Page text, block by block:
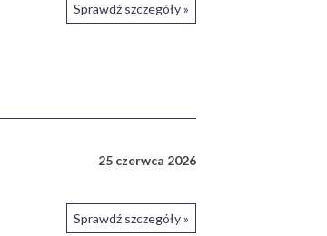
Sprawdź szczegóły »
25 czerwca 2026
Sprawdź szczegóły »